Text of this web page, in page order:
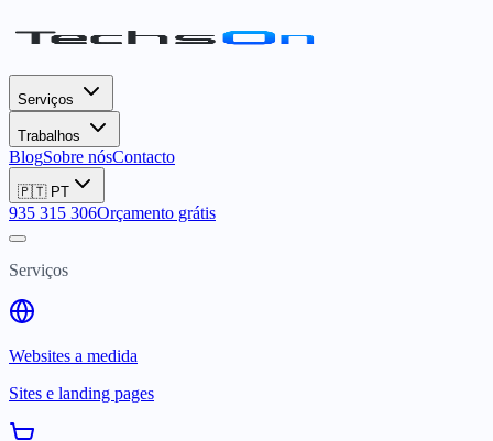
Serviços
Trabalhos
BlogSobre nósContacto
🇵🇹 PT
935 315 306Orçamento grátis
Serviços
Websites a medida
Sites e landing pages